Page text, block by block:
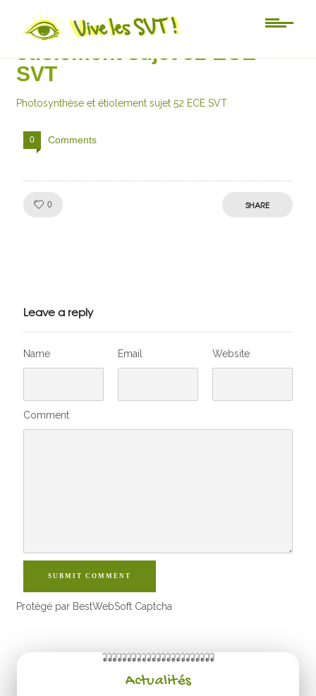
Photosynthèse et
étiolement sujet 52 ECE
SVT
Photosynthèse et étiolement sujet 52 ECE SVT
0 Comments
0 SHARE
Leave a reply
Name Email Website
Comment
SUBMIT COMMENT
Protégé par BestWebSoft Captcha
Actualités